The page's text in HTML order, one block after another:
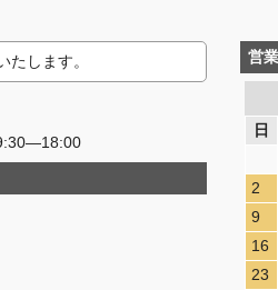
します。 営
日
2
9
16
23